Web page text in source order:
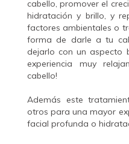
cabello, promover el
hidratación y brillo, y
factores ambientales o
forma de darle a tu
dejarlo con un aspecto
experiencia muy
cabello!
Además este
otros para una mayor
facial profunda o